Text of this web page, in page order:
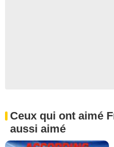
Ceux qui ont aimé
aussi aimé